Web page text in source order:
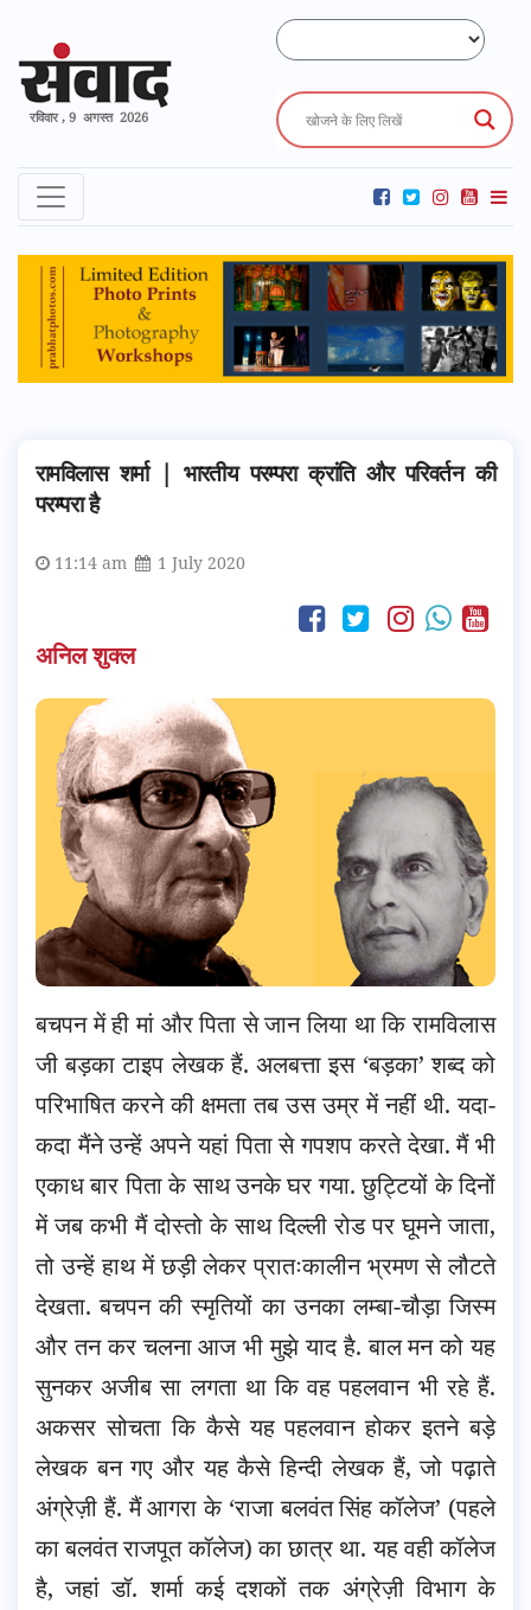
रविवार , 9 अगस्त 2026
रामविलास शर्मा | भारतीय परम्परा क्रांति और परिवर्तन की
परम्परा है
11:14 am 1 July 2020
अनिल शुक्ल
बचपन में ही मां और पिता से जान लिया था कि रामविलास
जी बड़का टाइप लेखक हैं. अलबत्ता इस ‘बड़का’ शब्द को
परिभाषित करने की क्षमता तब उस उम्र में नहीं थी. यदा-
कदा मैंने उन्हें अपने यहां पिता से गपशप करते देखा. मैं भी
एकाध बार पिता के साथ उनके घर गया.छुट्टियों के दिनों
में जब कभी मैं दोस्तो के साथ दिल्ली रोड पर घूमने जाता,
तो उन्हें हाथ में छड़ी लेकर प्रातःकालीन भ्रमण से लौटते
देखता. बचपन की स्मृतियों का उनका लम्बा-चौड़ा जिस्म
और तन कर चलना आज भी मुझे याद है. बाल मन को यह
सुनकर अजीब सा लगता था कि वह पहलवान भी रहे हैं.
अकसर सोचता कि कैसे यह पहलवान होकर इतने बड़े
लेखक बन गए और यह कैसे हिन्दी लेखक हैं, जो पढ़ाते
अंग्रेज़ी हैं. मैं आगरा के ‘राजा बलवंत सिंह कॉलेज’ (पहले
का बलवंत राजपूत कॉलेज) का छात्र था. यह वही कॉलेज
है, जहां डॉ. शर्मा कई दशकों तक अंग्रेज़ी विभाग के